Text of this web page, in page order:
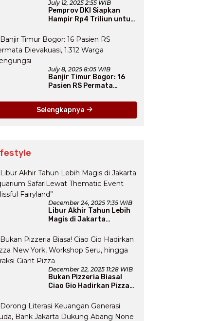
July 12, 2025 2:55 WIB
Pemprov DKI Siapkan
Hampir Rp4 Triliun untuk
Secara Jangka Panjang
July 8, 2025 8:05 WIB
Banjir Timur Bogor: 16
Pasien RS Permata
Mengungsi
Selengkapnya
December 24, 2025 7:35 WIB
Libur Akhir Tahun Lebih
Magis di Jakarta
Thematic Event “Blissful
Fairyland”
December 22, 2025 11:28 WIB
Bukan Pizzeria Biasa!
Ciao Gio Hadirkan Pizza
Seru, hingga Atraksi
Giant Pizza